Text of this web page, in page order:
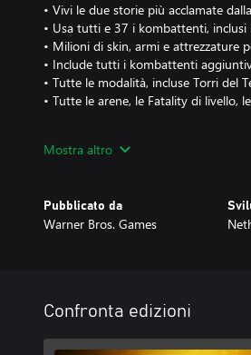
• Vivi le due storie più acclamate
• Usa tutti e 37 i kombattenti,
• Milioni di skin, armi e attrezzature
• Include tutti i kombattenti
• Tutte le modalità, incluse Torri del
• Tutte le arene, le Fatality di livello,
Xbox Series X:
• Grafica migliorata
• Tempi di caricamento
Mostra altro
Pubblicato da
Warner Bros. Games
Confronta edizioni